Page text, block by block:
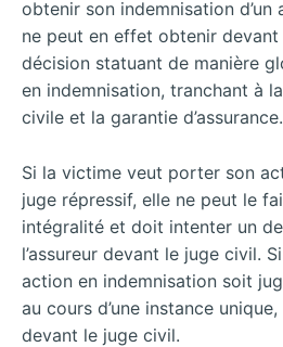
obtenir son indemnisation d’un
ne peut en effet obtenir
décision statuant de manière
en indemnisation, tranchant à
civile et la garantie d’assurance.
Si la victime veut porter son
juge répressif, elle ne peut le
intégralité et doit intenter un
l’assureur devant le juge civil.
action en indemnisation soit
au cours d’une instance
devant le juge civil.